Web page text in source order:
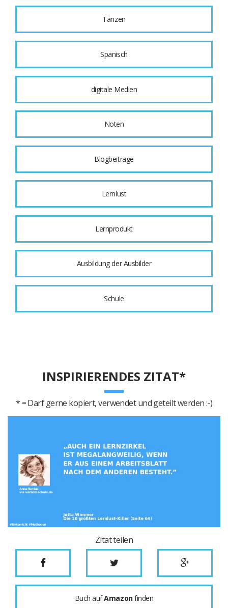
Tanzen
Spanisch
digitale Medien
Noten
Blogbeiträge
Lernlust
Lernprodukt
Ausbildung der Ausbilder
Schule
INSPIRIERENDES ZITAT*
* = Darf gerne kopiert, verwendet und geteilt werden :-)
Zitat teilen
Buch aufAmazonfinden